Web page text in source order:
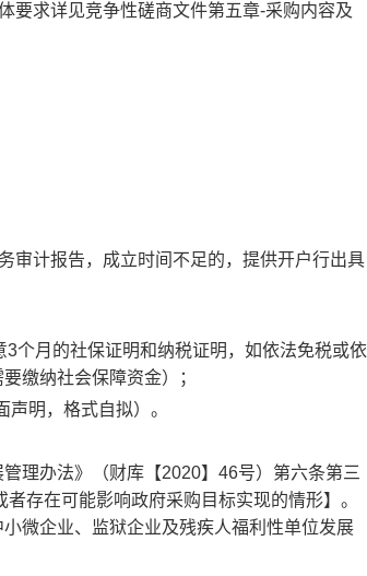
体要求详见竞争性磋商文件第五章-采购内容及
审计报告，成立时间不足的，提供开户行出具
3个月的社保证明和纳税证明 ， 如依法免税或依
缴纳社会保障资金）；
明，格式自拟）。
理办法》（财库【2020】46号）第六条第三
存在可能影响政府采购目标实现的情形】。
微企业、监狱企业及残疾人福利性单位发展